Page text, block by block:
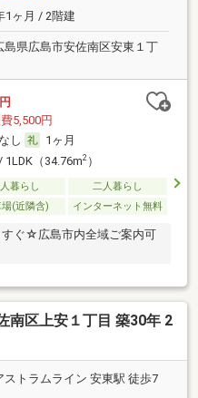
1ヶ月 / 2階建
島県広島市安佐南区安東１丁
5,500円
なし
1ヶ月
1LDK（34.76m2）
暮らし
二人暮らし
(近隣含) インターネット無料
すぐ☆広島市内全域ご案内可
南区上安１丁目 築30年 2
ストラムライン 安東駅 徒歩7